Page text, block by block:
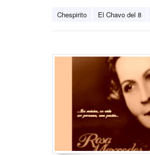
Chespirito El Chavo del 8